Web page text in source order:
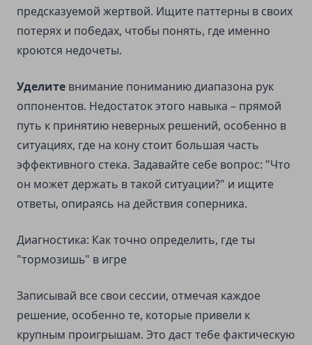
предсказуемой жертвой. Ищите паттерны в своих
потерях и победах, чтобы понять, где именно
кроются недочеты.
Уделите внимание пониманию диапазона рук
оппонентов. Недостаток этого навыка – прямой
путь к принятию неверных решений, особенно в
ситуациях, где на кону стоит большая часть
эффективного стека. Задавайте себе вопрос: "Что
он может держать в такой ситуации?" и ищите
ответы, опираясь на действия соперника.
Диагностика: Как точно определить, где ты
"тормозишь" в игре
Записывай все свои сессии, отмечая каждое
решение, особенно те, которые привели к
крупным проигрышам. Это даст тебе фактическую